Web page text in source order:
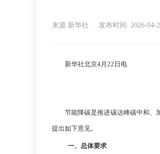
来源:新华社 发布时间: 2026-04-
新华社北京4月22日电
节能降碳是推进碳达峰碳中和、加
提出如下意见。
一、总体要求